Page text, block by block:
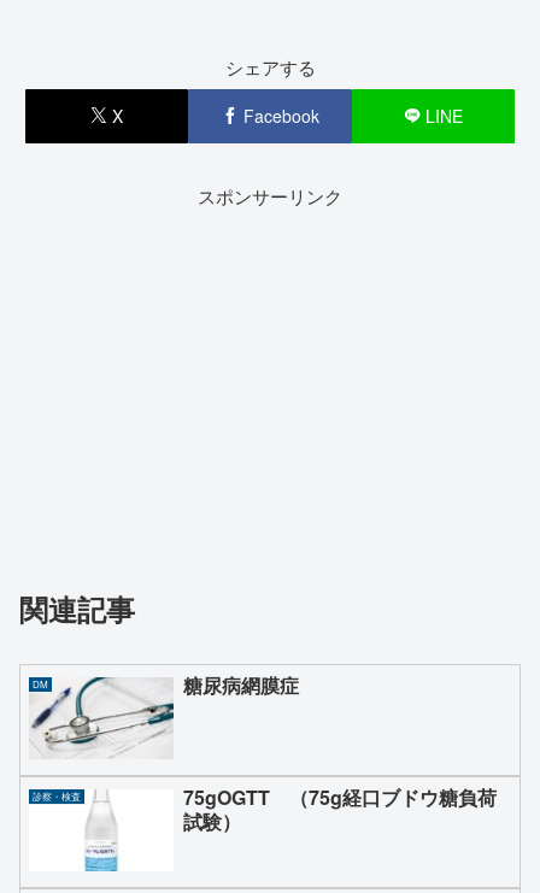
シェアする
X Facebook LINE
スポンサーリンク
関連記事
DM 糖尿病網膜症
診察・検査
75gOGTT （75g経口ブドウ糖負荷
試験）